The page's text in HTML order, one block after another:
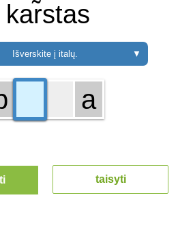
kar̃stas
Išverskite į italų. ▼